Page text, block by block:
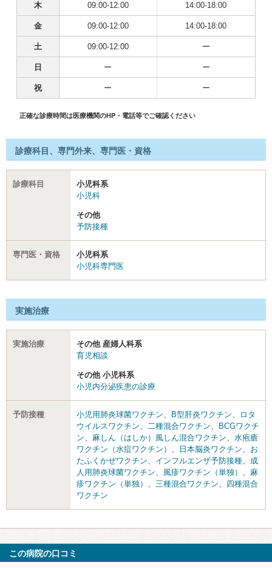
木 09:00-12:00 14:00-18:00
金 09:00-12:00 14:00-18:00
土 09:00-12:00 ー
日 ー ー
祝 ー ー
正確な診療時間は医療機関のHP・電話等でご確認ください
診療科目、専門外来、専門医・資格
診療科目
小児科系
小児科
その他
予防接種
専門医・資格
小児科系
小児科専門医
実施治療
実施治療
その他 産婦人科系
育児相談
その他 小児科系
小児内分泌疾患の診療
予防接種 小児用肺炎球菌ワクチン、 B型肝炎ワクチン、
ロタ
ウイルスワクチン、 二種混合ワクチン、
BCGワクチ
ン、 麻しん（はしか）風しん混合ワクチン、 水疱瘡
ワクチン（水痘ワクチン） 、 日本脳炎ワクチン、 お
たふくかぜワクチン、 インフルエンザ予防接種、 成
人用肺炎球菌ワクチン、 風疹ワクチン（単独） 、 麻
疹ワクチン（単独） 、 三種混合ワクチン、 四種混合
ワクチン
この病院の口コミ